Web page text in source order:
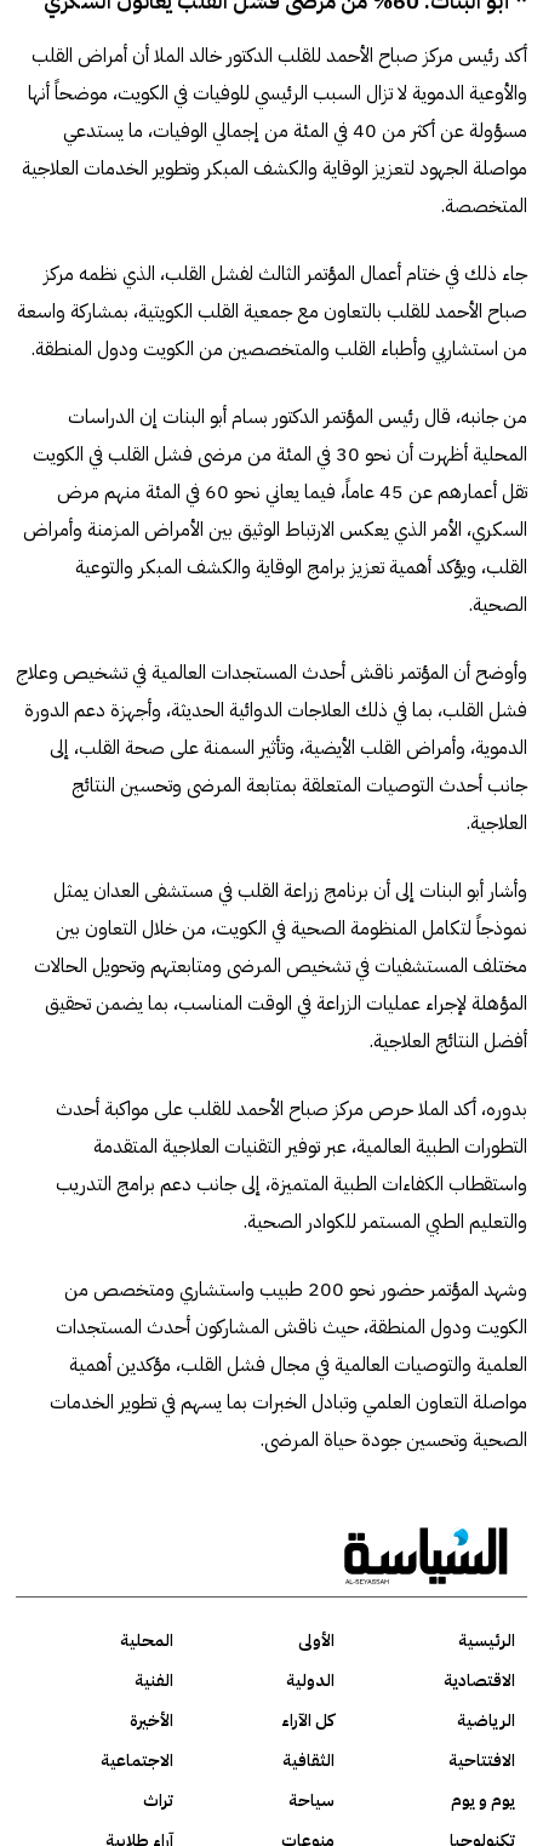
أكد رئيس مركز صباح الأحمد للقلب الدكتور خالد الملا أن أمراض القلب
والأوعية الدموية لا تزال السبب الرئيسي للوفيات في الكويت، موضحاً أنها
مسؤولة عن أكثر من 40 في المئة من إجمالي الوفيات، ما يستدعي
مواصلة الجهود لتعزيز الوقاية والكشف المبكر وتطوير الخدمات العلاجية
المتخصصة.
جاء ذلك في ختام أعمال المؤتمر الثالث لفشل القلب، الذي نظمه مركز
صباح الأحمد للقلب بالتعاون مع جمعية القلب الكويتية، بمشاركة واسعة
من استشاريي وأطباء القلب والمتخصصين من الكويت ودول المنطقة.
من جانبه، قال رئيس المؤتمر الدكتور بسام أبو البنات إن الدراسات
المحلية أظهرت أن نحو 30 في المئة من مرضى فشل القلب في الكويت
تقل أعمارهم عن 45 عاماً، فيما يعاني نحو 60 في المئة منهم مرض
السكري، الأمر الذي يعكس الارتباط الوثيق بين الأمراض المزمنة وأمراض
القلب، ويؤكد أهمية تعزيز برامج الوقاية والكشف المبكر والتوعية
الصحية.
وأوضح أن المؤتمر ناقش أحدث المستجدات العالمية في تشخيص وعلاج
فشل القلب، بما في ذلك العلاجات الدوائية الحديثة، وأجهزة دعم الدورة
الدموية، وأمراض القلب الأيضية، وتأثير السمنة على صحة القلب، إلى
جانب أحدث التوصيات المتعلقة بمتابعة المرضى وتحسين النتائج
العلاجية.
وأشار أبو البنات إلى أن برنامج زراعة القلب في مستشفى العدان يمثل
نموذجاً لتكامل المنظومة الصحية في الكويت، من خلال التعاون بين
مختلف المستشفيات في تشخيص المرضى ومتابعتهم وتحويل الحالات
المؤهلة لإجراء عمليات الزراعة في الوقت المناسب، بما يضمن تحقيق
أفضل النتائج العلاجية.
بدوره، أكد الملا حرص مركز صباح الأحمد للقلب على مواكبة أحدث
التطورات الطبية العالمية، عبر توفير التقنيات العلاجية المتقدمة
واستقطاب الكفاءات الطبية المتميزة، إلى جانب دعم برامج التدريب
والتعليم الطبي المستمر للكوادر الصحية.
وشهد المؤتمر حضور نحو 200 طبيب واستشاري ومتخصص من
الكويت ودول المنطقة، حيث ناقش المشاركون أحدث المستجدات
العلمية والتوصيات العالمية في مجال فشل القلب، مؤكدين أهمية
مواصلة التعاون العلمي وتبادل الخبرات بما يسهم في تطوير الخدمات
الصحية وتحسين جودة حياة المرضى.
الرئيسية الأولى
المحلية
الاقتصادية
الدولية
الفنية
الرياضية
كل الآراء
الأخيرة
الافتتاحية
الثقافية
الاجتماعية
يوم و يوم
سياحة
تراث
تكنولوجيا
منوعات آراء طلابية